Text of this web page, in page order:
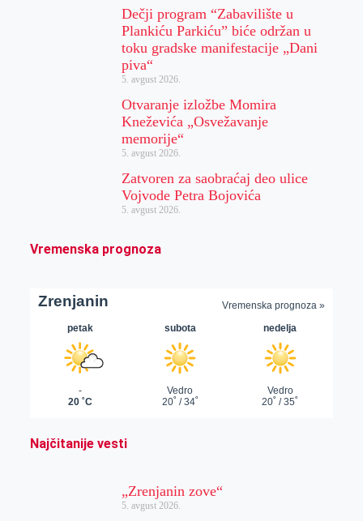
Dečji program “Zabavilište u
Plankiću Parkiću” biće održan u
toku gradske manifestacije „Dani
piva“
5. avgust 2026.
Otvaranje izložbe Momira
Kneževića „Osvežavanje
memorije“
5. avgust 2026.
Zatvoren za saobraćaj deo ulice
Vojvode Petra Bojovića
5. avgust 2026.
Vremenska prognoza
Najčitanije vesti
„Zrenjanin zove“
5. avgust 2026.